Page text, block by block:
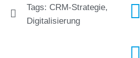
Tags: CRM-Strategie,
Digitalisierung